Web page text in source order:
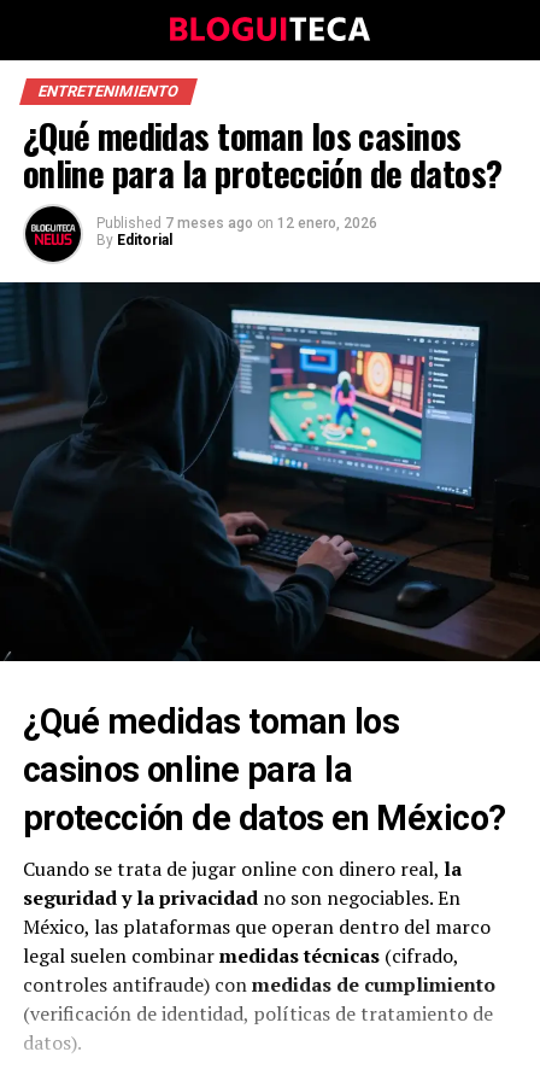
ENTRETENIMIENTO
¿Qué medidas toman los casinos
online para la protección de datos?
Published 7 meses ago on 12 enero, 2026
By Editorial
¿Qué medidas toman los
casinos online para la
protección de datos en México?
Cuando se trata de jugar online con dinero real, la
seguridad y la privacidadno son negociables. En
México, las plataformas que operan dentro del marco
legal suelen combinarmedidas técnicas(cifrado,
controles antifraude) conmedidas de cumplimiento
(verificación de identidad, políticas de tratamiento de
datos).